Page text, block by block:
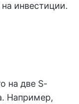
инвестиции.
на две S-
Например,